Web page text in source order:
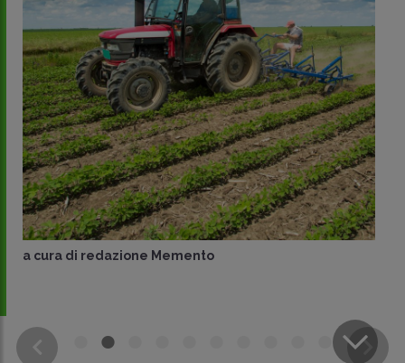
CONDIVIDI
a cura di redazione Memento